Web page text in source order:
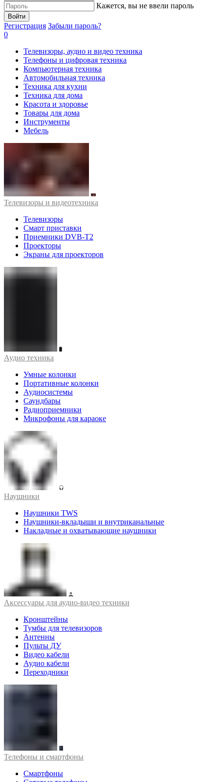
Кажется, вы не ввели пароль
Войти
Регистрация Забыли пароль?
0
Телевизоры, аудио и видео техника
Телефоны и цифровая техника
Компьютерная техника
Автомобильная техника
Техника для кухни
Техника для дома
Красота и здоровье
Товары для дома
Инструменты
Мебель
Телевизоры и видеотехника
Телевизоры
Смарт приставки
Приемники DVB-T2
Проекторы
Экраны для проекторов
Аудио техника
Умные колонки
Портативные колонки
Аудиосистемы
Саундбары
Радиоприемники
Микрофоны для караоке
Наушники
Наушники TWS
Наушники-вкладыши и внутриканальные
Накладные и охватывающие наушники
Аксессуары для аудио-видео техники
Кронштейны
Тумбы для телевизоров
Антенны
Пульты ДУ
Видео кабели
Аудио кабели
Переходники
Телефоны и смартфоны
Смартфоны